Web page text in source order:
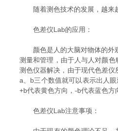
随着测色技术的发展，越来越
色差仪Lab的应用：
颜色是人的大脑对物体的外观
测量和管理，由于人与人对颜
测色仪器解决，由于现代色差
a、b三个数值就可以表示出人
+b代表黄色方向，-b代表蓝色方
色差仪Lab注意事项：